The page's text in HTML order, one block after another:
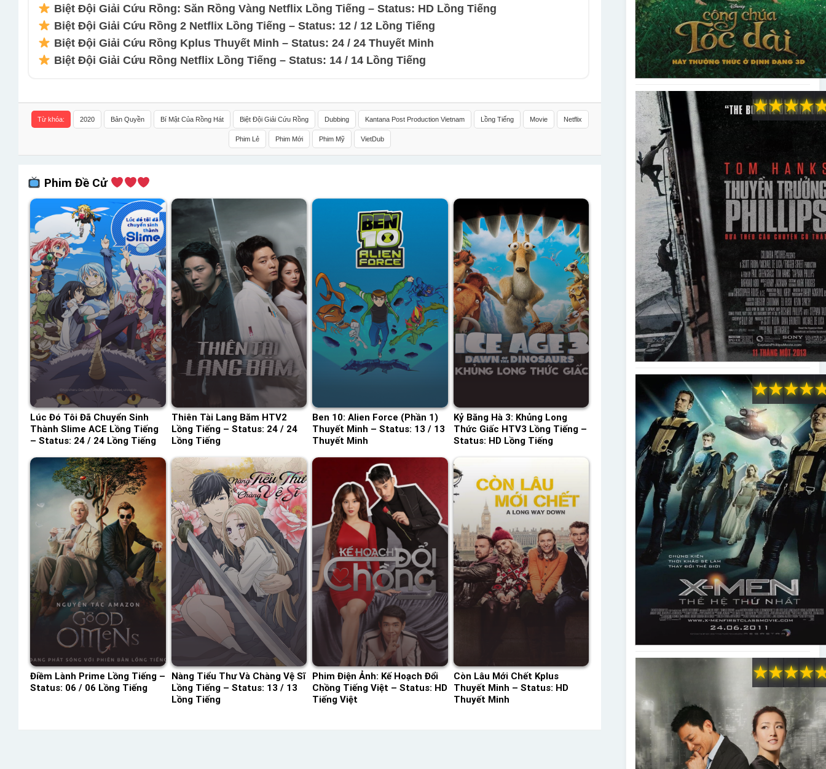
Biệt Đội Giải Cứu Rồng: Săn Rồng Vàng Netflix Lồng Tiếng – Status: HD Lồng Tiếng
Biệt Đội Giải Cứu Rồng 2 Netflix Lồng Tiếng – Status: 12 / 12 Lồng Tiếng
Biệt Đội Giải Cứu Rồng Kplus Thuyết Minh – Status: 24 / 24 Thuyết Minh
Biệt Đội Giải Cứu Rồng Netflix Lồng Tiếng – Status: 14 / 14 Lồng Tiếng
Từ khóa: 2020 Bản Quyền Bí Mật Của Rồng Hát Biệt Đội Giải Cứu Rồng Dubbing Kantana Post Production Vietnam Lồng Tiếng Movie Netflix
Phim Lẻ Phim Mới Phim Mỹ VietDub
Phim Đề Cử
Lúc Đó Tôi Đã Chuyển Sinh
Thành Slime ACE Lồng Tiếng
– Status: 24 / 24 Lồng Tiếng
Thiên Tài Lang Băm HTV2
Lồng Tiếng – Status: 24 / 24
Lồng Tiếng
Ben 10: Alien Force (Phần 1)
Thuyết Minh – Status: 13 / 13
Thuyết Minh
Kỷ Băng Hà 3: Khủng Long
Thức Giấc HTV3 Lồng Tiếng –
Status: HD Lồng Tiếng
Điềm Lành Prime Lồng Tiếng –
Status: 06 / 06 Lồng Tiếng
Nàng Tiểu Thư Và Chàng Vệ Sĩ
Lồng Tiếng – Status: 13 / 13
Lồng Tiếng
Phim Điện Ảnh: Kế Hoạch Đổi
Chồng Tiếng Việt – Status: HD
Tiếng Việt
Còn Lâu Mới Chết Kplus
Thuyết Minh – Status: HD
Thuyết Minh
★
★
★
★
★
★
★
★
★
★
★
★